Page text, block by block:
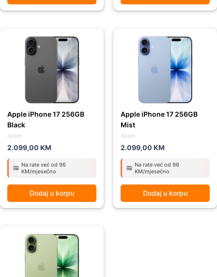
Apple
Apple iPhone 17 256GB
Black
2.099,00 KM
Na rate već od 96
KM/mjesečno
Dodaj u korpu
Apple
Apple iPhone 17 256GB
Mist
2.099,00 KM
Na rate već od 96
KM/mjesečno
Dodaj u korpu